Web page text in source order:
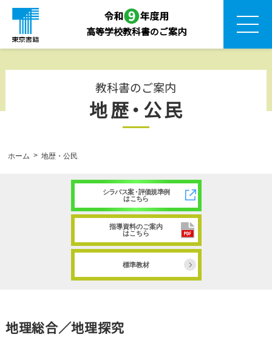
高等学校教科書のご案内
教科書のご案内
地歴・公民
ホーム 地歴・公民
シラバス案・評価規準例
はこちら
指導資料のご案内
はこちら
標準教材
地理総合／地理探究